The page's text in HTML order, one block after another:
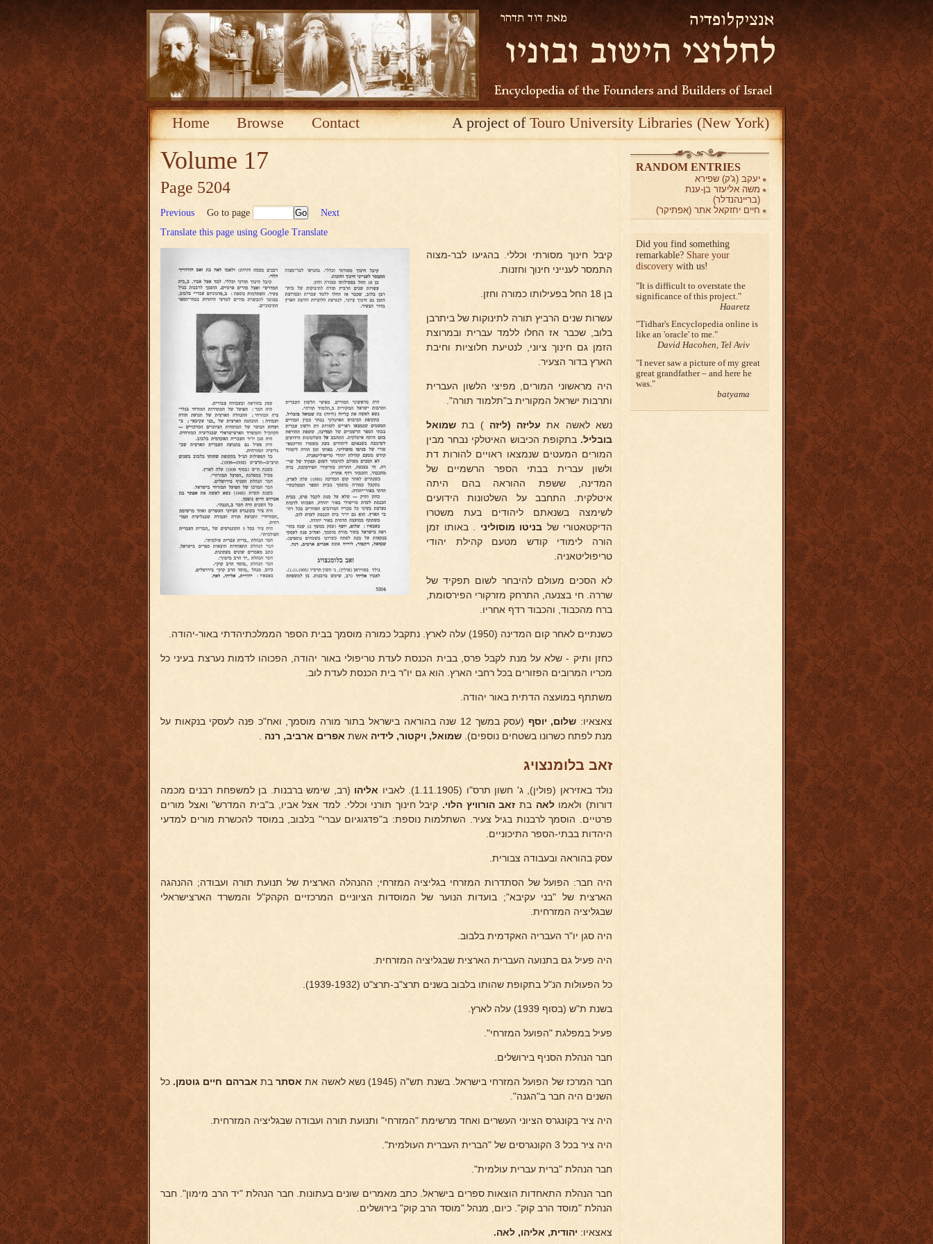
Home Browse Contact A project ofTouro University Libraries (New York)
Volume 17
Page 5204
Previous Go to page
Next
Translate this page using Google Translate
קיבל חינוך מסורתי וכללי. בהגיעו לבר-מצוה
התמסר לענייני חינוך וחזנות.
בן 18 החל בפעילותו כמורה וחזן.
עשרות שנים הרביץ תורה לתינוקות של ביתרבן
בלוב, שכבר אז החלו ללמד עברית ובמרוצת
הזמן גם חינוך ציוני, לנטיעת חלוציות וחיבת
הארץ בדור הצעיר.
היה מראשוני המורים, מפיצי הלשון העברית
ותרבות ישראל המקורית ב"תלמוד תורה".
נשא לאשה את עליזה (ליזה ) בת שמואל
בובליל. בתקופת הכיבוש האיטלקי נבחר מבין
המורים המעטים שנמצאו ראויים להורות דת
ולשון עברית בבתי הספר הרשמיים של
המדינה, ששפת ההוראה בהם היתה
איטלקית. התחבב על השלטונות הידועים
לשימצה בשנאתם ליהודים בעת משטרו
הדיקטאטורי של בניטו מוסוליני . באותו זמן
הורה לימודי קודש מטעם קהילת יהודי
טריפוליטאניה.
לא הסכים מעולם להיבחר לשום תפקיד של
שררה. חי בצנעה, התרחק מזרקורי הפירסומת,
ברח מהכבוד, והכבוד רדף אחריו.
כשנתיים לאחר קום המדינה (1950) עלה לארץ. נתקבל כמורה מוסמך בבית הספר הממלכתיהדתי באור-יהודה.
כחזן ותיק - שלא על מנת לקבל פרס, בבית הכנסת לעדת טריפולי באור יהודה, הפכוהו לדמות נערצת בעיני כל
מכריו המרובים הפזורים בכל רחבי הארץ. הוא גם יו"ר בית הכנסת לעדת לוב.
משתתף במועצה הדתית באור יהודה.
צאצאיו: שלום, יוסף
(עסק במשך 12 שנה בהוראה בישראל בתור מורה מוסמך, ואח"כ פנה לעסקי בנקאות על
מנת לפתח כשרונו בשטחים נוספים). שמואל, ויקטור, לידיה אשת אפרים ארביב, רנה
זאב בלומנצויג
נולד באזיראן (פולין), ג' חשון תרס"ו (1.11.1905). לאביו אליהו (רב, שימש ברבנות. בן למשפחת רבנים מכמה
דורות) ולאמולאה בת זאב הורוויץ הלוי. קיבל חינוך תורני וכללי. למד אצל אביו, ב"בית המדרש" ואצל מורים
פרטיים. הוסמך לרבנות בגיל צעיר. השתלמות נוספת: ב"פדגוגיום עברי" בלבוב, במוסד להכשרת מורים למדעי
היהדות בבתי-הספר התיכוניים.
עסק בהוראה ובעבודה צבורית.
היה חבר: הפועל של הסתדרות המזרחי בגליציה המזרחי; ההנהלה הארצית של תנועת תורה ועבודה; ההנהגה
הארצית של "בני עקיבא"; בועדות הנוער של המוסדות הציוניים המרכזיים הקהק"ל והמשרד הארצישראלי
שבגליציה המזרחית.
היה סגן יו"ר העבריה האקדמית בלבוב.
היה פעיל גם בתנועה העברית הארצית שבגליציה המזרחית.
כל הפעולות הנ"ל בתקופת שהותו בלבוב בשנים תרצ"ב-תרצ"ט (1939-1932).
בשנת ת"ש (בסוף 1939) עלה לארץ.
פעיל במפלגת "הפועל המזרחי".
חבר הנהלת הסניף בירושלים.
חבר המרכז של הפועל המזרחי בישראל. בשנת תש"ה (1945) נשא לאשה את אסתרבת אברהם חיים גוטמן. כל
השנים היה חבר ב"הגנה".
היה ציר בקונגרס הציוני העשרים ואחד מרשימת "המזרחי" ותנועת תורה ועבודה שבגליציה המזרחית.
היה ציר בכל 3 הקונגרסים של "הברית העברית העולמית".
חבר הנהלת "ברית עברית עולמית".
חבר הנהלת התאחדות הוצאות ספרים בישראל. כתב מאמרים שונים בעתונות. חבר הנהלת "יד הרב מימון". חבר
הנהלת "מוסד הרב קוק". כיום, מנהל "מוסד הרב קוק" בירושלים.
צאצאיו: יהודית, אליהו, לאה.
RANDOM ENTRIES
יעקב (ג'ק) שפירא
משה אליעזר בן-ענת
(בריינהנדלר)
חיים יחזקאל אתר (אפתיקר)
Did you find something
remarkable? Share your
discovery with us!
It is difficult to overstate the
significance of this project.
Haaretz
Tidhar's Encyclopedia online is
like an 'oracle' to me.
David Hacohen, Tel Aviv
I never saw a picture of my great
great grandfather – and here he
was.
batyama